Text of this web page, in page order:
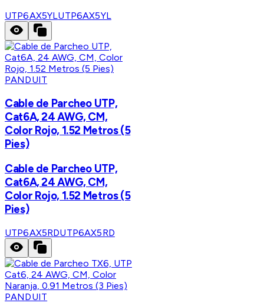
UTP6AX5YLUTP6AX5YL
PANDUIT
Cable de Parcheo UTP,
Cat6A, 24 AWG, CM,
Color Rojo, 1.52 Metros (5
Pies)
Cable de Parcheo UTP,
Cat6A, 24 AWG, CM,
Color Rojo, 1.52 Metros (5
Pies)
UTP6AX5RDUTP6AX5RD
PANDUIT